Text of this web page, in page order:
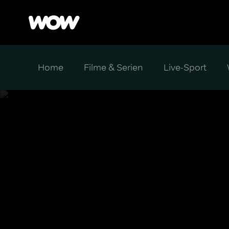
Home Filme & Serien Live-Sport